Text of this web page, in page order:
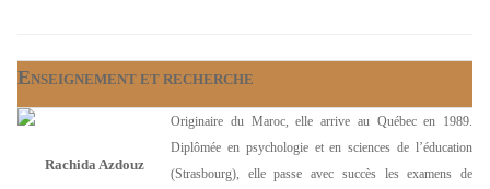
ENSEIGNEMENT ET RECHERCHE
Rachida Azdouz
Originaire du Maroc, elle arrive au Québec en 1989.
Diplômée en psychologie et en sciences de l’éducation
(Strasbourg), elle passe avec succès les examens de